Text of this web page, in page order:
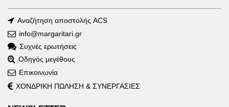
Όροι χρήσης
Blog
ΥΠΟΣΤΗΡΙΞΗ ΠΕΛΑΤΩΝ
Αναζήτηση αποστολής ACS
Συχνές ερωτήσεις
Οδηγός μεγέθους